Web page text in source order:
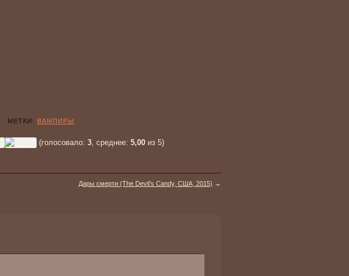
МЕТКИ: ВАМПИРЫ
(голосовало: 3, среднее: 5,00 из 5)
Дары смерти (The Devil’s Candy, США, 2015) →